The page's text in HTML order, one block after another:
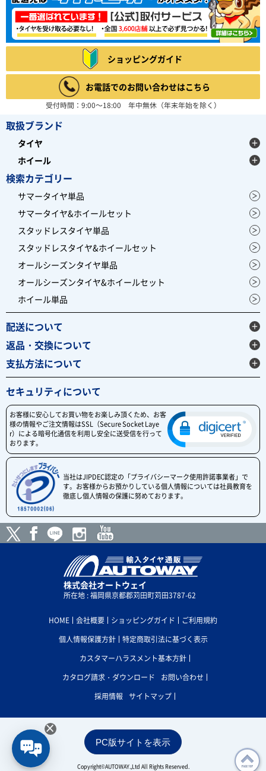
ショッピングガイド
お電話でのお問い合わせはこちら
受付時間：9:00～18:00 年中無休（年末年始を除く）
取扱ブランド
タイヤ
ホイール
検索カテゴリー
サマータイヤ単品
サマータイヤ&ホイールセット
スタッドレスタイヤ単品
スタッドレスタイヤ&ホイールセット
オールシーズンタイヤ単品
オールシーズンタイヤ&ホイールセット
ホイール単品
配送について
返品・交換について
支払方法について
セキュリティについて
お客様に安心してお買い物をお楽しみ頂くため、お客
様の情報やご注文情報はSSL（Secure Socket Laye
r）による暗号化通信を利用し安全に送受信を行って
おります。
当社はJIPDEC認定の「プライバシーマーク使用許諾事業者」で
す。お客様からお預かりしている個人情報については社員教育を
徹底し個人情報の保護に努めております。
株式会社オートウェイ
所在地 : 福岡県京都郡苅田町苅田3787-62
HOME 会社概要 ショッピングガイド
ご利用規約
個人情報保護方針
特定商取引法に基づく表示
カスタマーハラスメント基本方針
カタログ請求・ダウンロード
お問い合わせ
採用情報
サイトマップ
PC版サイトを表示
Copyright©AUTOWAY.,Ltd All Rights Reserved.
×